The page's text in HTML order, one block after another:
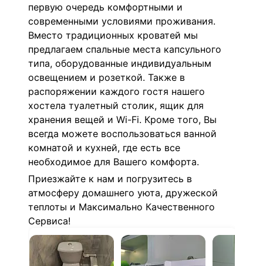
первую очередь комфортными и
современными условиями проживания.
Вместо традиционных кроватей мы
предлагаем спальные места капсульного
типа, оборудованные индивидуальным
освещением и розеткой. Также в
распоряжении каждого гостя нашего
хостела туалетный столик, ящик для
хранения вещей и Wi-Fi. Кроме того, Вы
всегда можете воспользоваться ванной
комнатой и кухней, где есть все
необходимое для Вашего комфорта.
Приезжайте к нам и погрузитесь в
атмосферу домашнего уюта, дружеской
теплоты и Максимально Качественного
Сервиса!